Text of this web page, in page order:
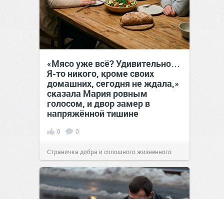
«Мясо уже всё? Удивительно…
Я-то никого, кроме своих
домашних, сегодня не ждала,»
сказала Мария ровным
голосом, и двор замер в
напряжённой тишине
0 0
Страничка добра и сплошного жизненного
позитива!15:3807 авг 2026